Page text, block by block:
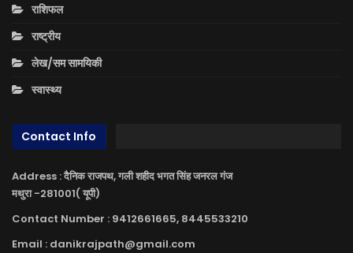
राशिफल
राष्ट्रीय
लेख/सम सामयिकी
स्वास्थ्य
Contact Info
Address : दैनिक राजपथ, गली शहीद भगत सिंह जनरल गंज
मथुरा -281001( यूपी)
Contact Number : 9412661665, 8445533210
Email : danikrajpath@gmail.com